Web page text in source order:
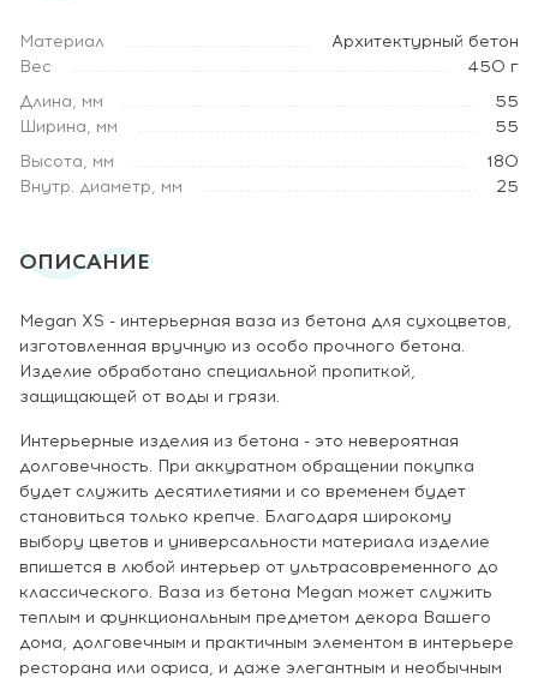
Материал
Архитектурный бетон
Вес
450 г
Длина, мм
55
Ширина, мм
55
Высота, мм
180
Внутр. диаметр, мм
25
ОПИСАНИЕ
Megan XS - интерьерная ваза из бетона для сухоцветов,
изготовленная вручную из особо прочного бетона.
Изделие обработано специальной пропиткой,
защищающей от воды и грязи.
Интерьерные изделия из бетона - это невероятная
долговечность. При аккуратном обращении покупка
будет служить десятилетиями и со временем будет
становиться только крепче. Благодаря широкому
выбору цветов и универсальности материала изделие
впишется в любой интерьер от ультрасовременного до
классического. Ваза из бетона Megan может служить
теплым и функциональным предметом декора Вашего
дома, долговечным и практичным элементом в интерьере
ресторана или офиса, и даже элегантным и необычным